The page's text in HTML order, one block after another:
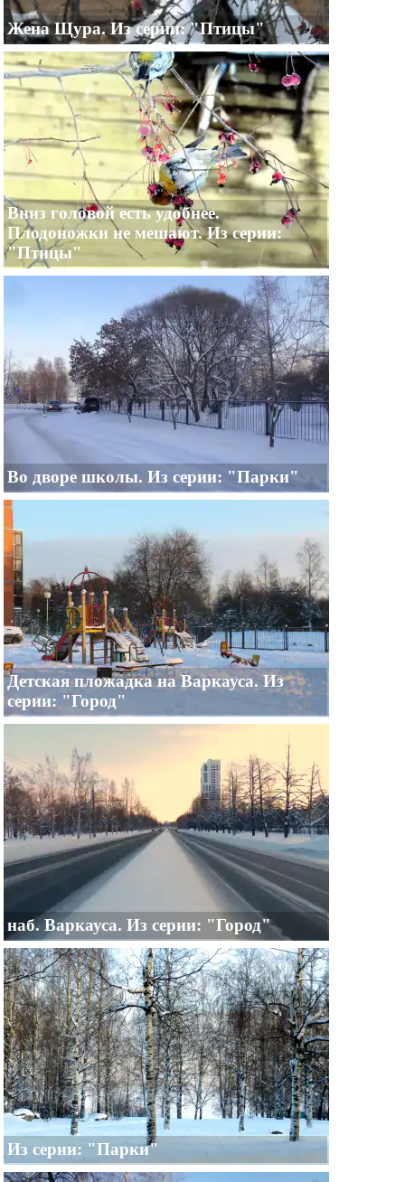
Жена Щура. Из серии: "Птицы"
Вниз головой есть удобнее.
Плодоножки не мешают. Из серии:
"Птицы"
Во дворе школы. Из серии: "Парки"
Детская пложадка на Варкауса. Из
серии: "Город"
наб. Варкауса. Из серии: "Город"
Из серии: "Парки"